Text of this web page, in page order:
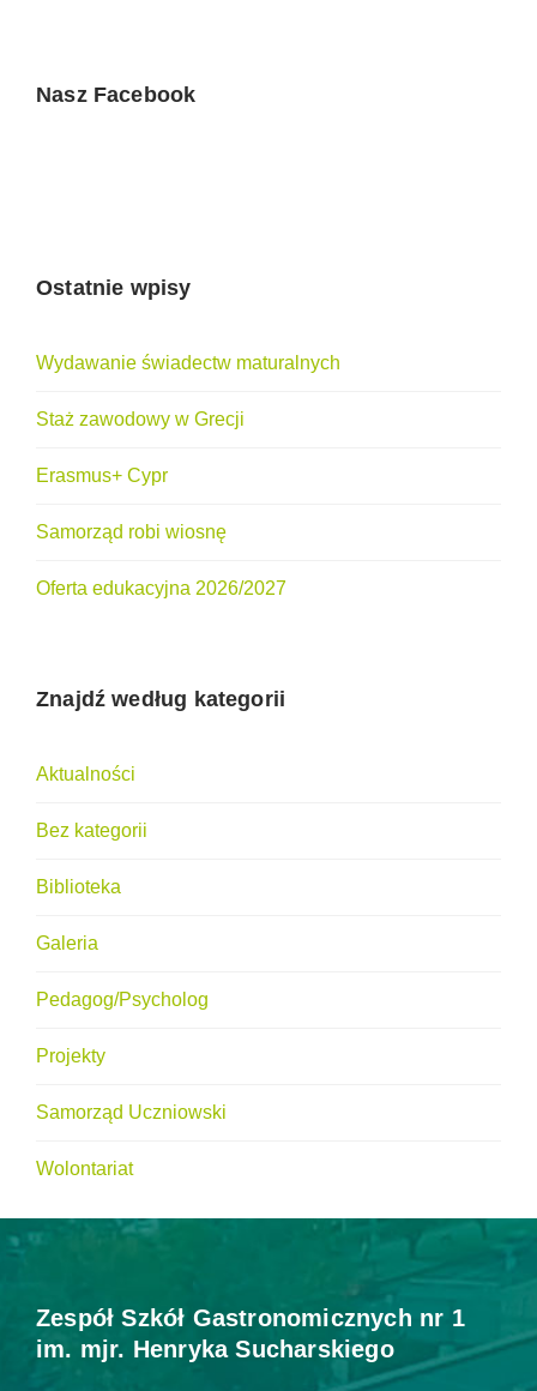
Nasz Facebook
Ostatnie wpisy
Wydawanie świadectw maturalnych
Staż zawodowy w Grecji
Erasmus+ Cypr
Samorząd robi wiosnę
Oferta edukacyjna 2026/2027
Znajdź według kategorii
Aktualności
Bez kategorii
Biblioteka
Galeria
Pedagog/Psycholog
Projekty
Samorząd Uczniowski
Wolontariat
Zespół Szkół Gastronomicznych nr 1
im. mjr. Henryka Sucharskiego